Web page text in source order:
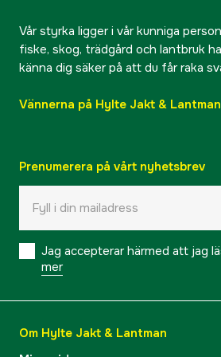
Vår styrka ligger i vår kunniga
fiske, skog, trädgård och lantbruk
känna dig säker på att du får raka
Vännerna på Hylte Jakt & Lantman
Prenumerera på vårt nyhetsbrev
Jag accepterar härmed att jag
mer
Om Hylte Jakt & Lantman